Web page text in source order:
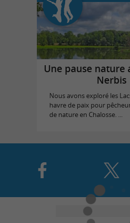
Une pause nature
Nerbis
Nous avons exploré les
havre de paix pour
de nature en Chalosse. ...